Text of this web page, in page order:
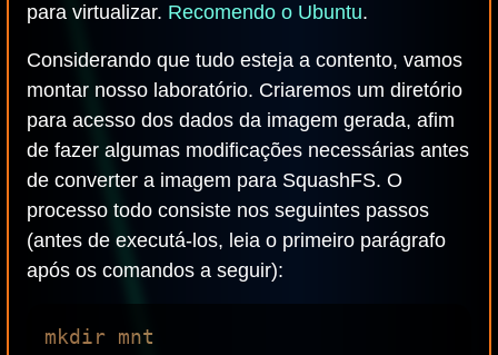
para virtualizar. Recomendo o Ubuntu.
Considerando que tudo esteja a contento, vamos
montar nosso laboratório. Criaremos um diretório
para acesso dos dados da imagem gerada, afim
de fazer algumas modificações necessárias antes
de converter a imagem para SquashFS. O
processo todo consiste nos seguintes passos
(antes de executá-los, leia o primeiro parágrafo
após os comandos a seguir):
mkdir mnt